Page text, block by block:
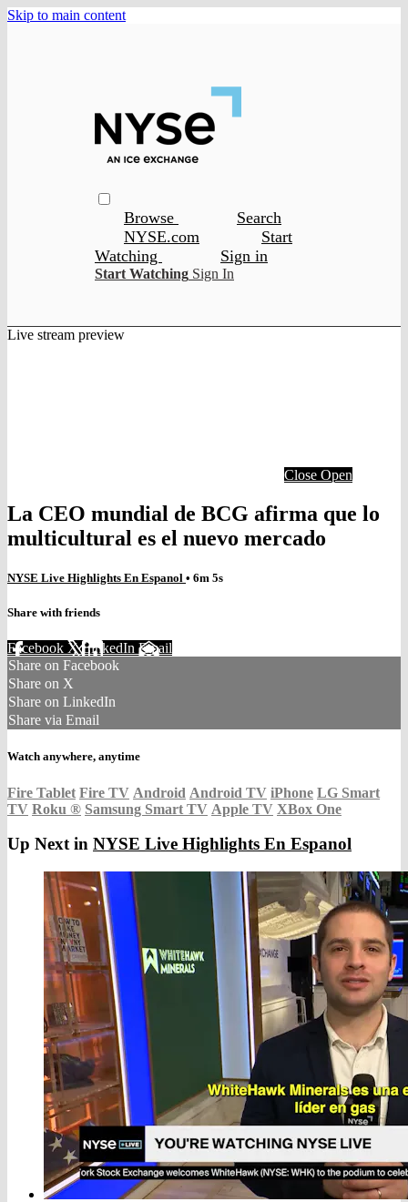
Skip to main content
Browse
Search
NYSE.com
Start
Watching
Sign in
Start Watching Sign In
Live stream preview
Close Open
La CEO mundial de BCG afirma que lo
multicultural es el nuevo mercado
NYSE Live Highlights En Espanol • 6m 5s
Share with friends
Facebook XLinkedIn Email
Share on Facebook
Share on X
Share on LinkedIn
Share via Email
Watch anywhere, anytime
Fire Tablet Fire TV Android Android TV iPhone LG Smart
TV Roku ® Samsung Smart TV Apple TV XBox One
Up Next in NYSE Live Highlights En Espanol